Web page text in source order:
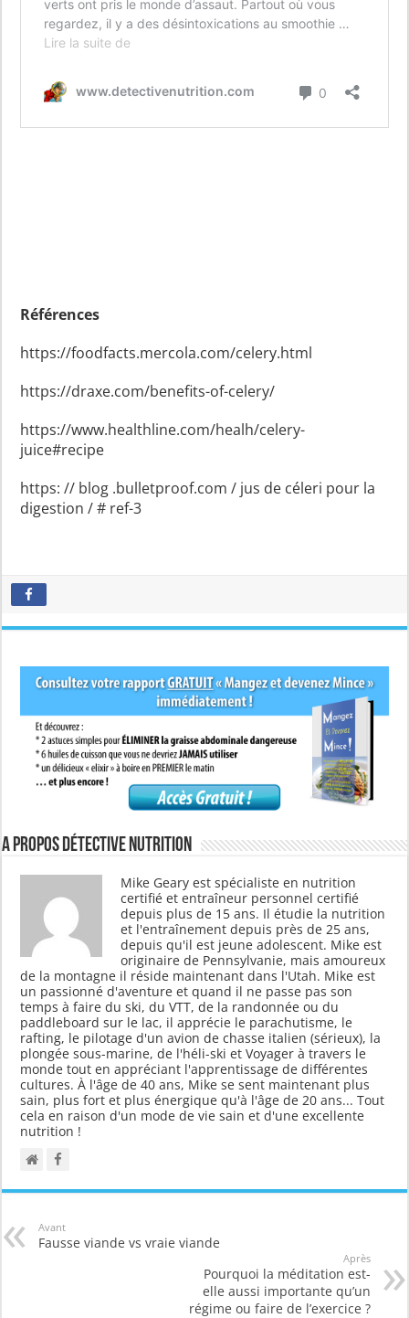
Références
https://foodfacts.mercola.com/celery.html
https://draxe.com/benefits-of-celery/
https://www.healthline.com/healh/celery-
juice#recipe
https: // blog .bulletproof.com / jus de céleri pour la
digestion / # ref-3
A propos Détective Nutrition
Mike Geary est spécialiste en nutrition
certifié et entraîneur personnel certifié
depuis plus de 15 ans. Il étudie la nutrition
et l'entraînement depuis près de 25 ans,
depuis qu'il est jeune adolescent. Mike est
originaire de Pennsylvanie, mais amoureux
de la montagne il réside maintenant dans l'Utah. Mike est
un passionné d'aventure et quand il ne passe pas son
temps à faire du ski, du VTT, de la randonnée ou du
paddleboard sur le lac, il apprécie le parachutisme, le
rafting, le pilotage d'un avion de chasse italien (sérieux), la
plongée sous-marine, de l'héli-ski et Voyager à travers le
monde tout en appréciant l'apprentissage de différentes
cultures. À l'âge de 40 ans, Mike se sent maintenant plus
sain, plus fort et plus énergique qu'à l'âge de 20 ans... Tout
cela en raison d'un mode de vie sain et d'une excellente
nutrition !
Avant
Fausse viande vs vraie viande
Après
Pourquoi la méditation est-
elle aussi importante qu’un
régime ou faire de l’exercice ?